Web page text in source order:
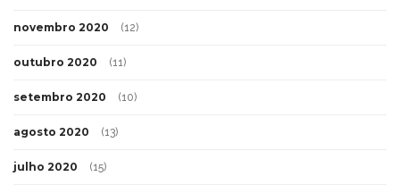
novembro 2020 (12)
outubro 2020 (11)
setembro 2020 (10)
agosto 2020 (13)
julho 2020 (15)